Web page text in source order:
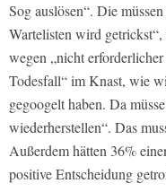
Sog auslösen“. Die
Wartelisten wird
wegen „nicht
Todesfall“ im Knast, wie
gegoogelt haben. Da
wiederherstellen“. Das
Außerdem hätten 36%
positive Entscheidung